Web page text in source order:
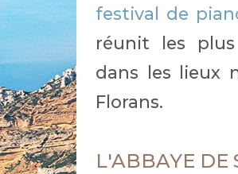
festival de
réunit les
dans les lieux
Florans.
L'ABBAYE DE